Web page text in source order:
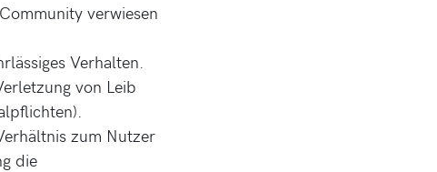
verwiesen
Verhalten.
von Leib
zum Nutzer
die